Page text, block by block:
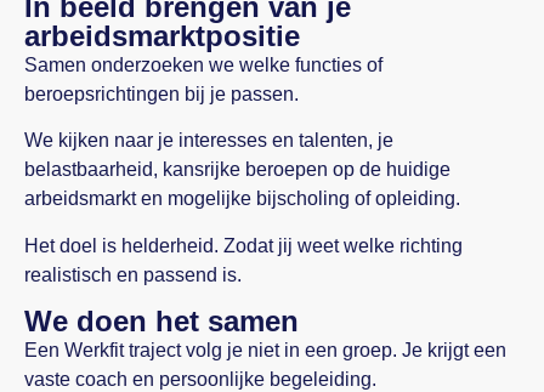
In beeld brengen van je
arbeidsmarktpositie
Samen onderzoeken we welke functies of
beroepsrichtingen bij je passen.
We kijken naar je interesses en talenten, je
belastbaarheid, kansrijke beroepen op de huidige
arbeidsmarkt en mogelijke bijscholing of opleiding.
Het doel is helderheid. Zodat jij weet welke richting
realistisch en passend is.
We doen het samen
Een Werkfit traject volg je niet in een groep. Je krijgt een
vaste coach en persoonlijke begeleiding.